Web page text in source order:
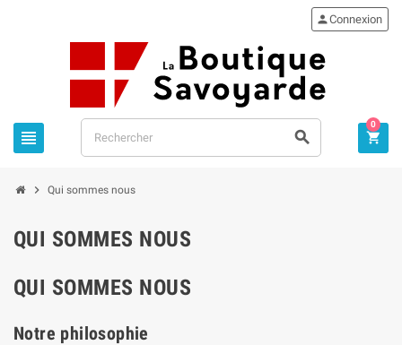
 
Connexion

0
 Qui sommes nous
QUI SOMMES NOUS
QUI SOMMES NOUS
Notre philosophie